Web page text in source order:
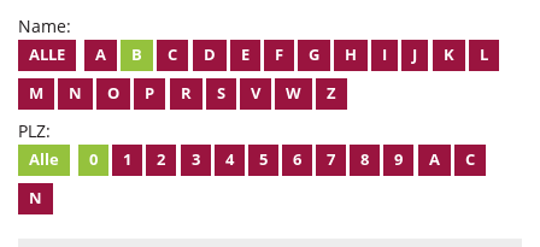
Name:
ALLE A B C D E F G H I J K
L
M
N O P R S V W Z
PLZ:
Alle 0 1 2 3 4 5 6 7 8 9 A
C
N